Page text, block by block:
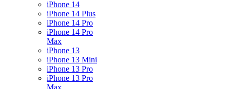
iPhone 14
iPhone 14 Plus
iPhone 14 Pro
iPhone 14 Pro
Max
iPhone 13
iPhone 13 Mini
iPhone 13 Pro
iPhone 13 Pro
Max